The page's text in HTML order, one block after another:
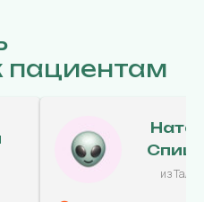
пациентам
из